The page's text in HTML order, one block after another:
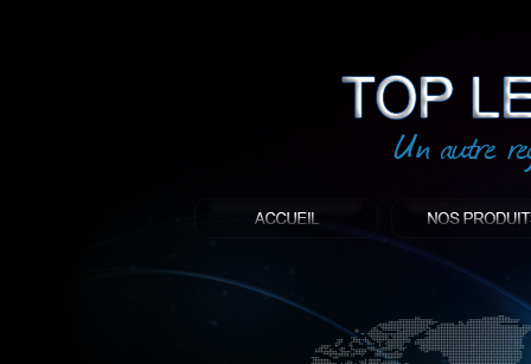
: Top led world
Produit décoratif led
Objet publicitaire led
éclairage blanc led
Enseigne publicitaire